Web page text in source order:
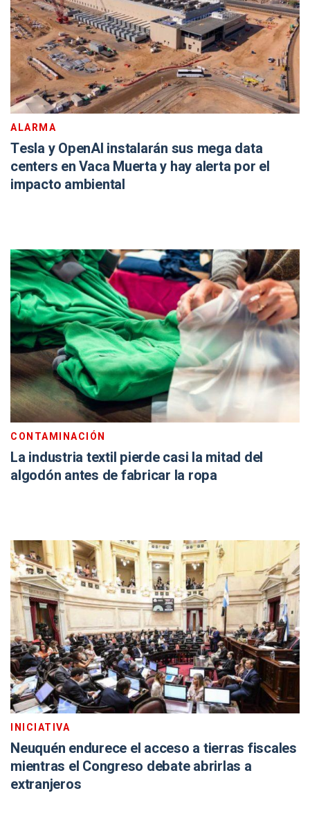
ALARMA
Tesla y OpenAI instalarán sus mega data
centers en Vaca Muerta y hay alerta por el
impacto ambiental
CONTAMINACIÓN
La industria textil pierde casi la mitad del
algodón antes de fabricar la ropa
INICIATIVA
Neuquén endurece el acceso a tierras fiscales
mientras el Congreso debate abrirlas a
extranjeros